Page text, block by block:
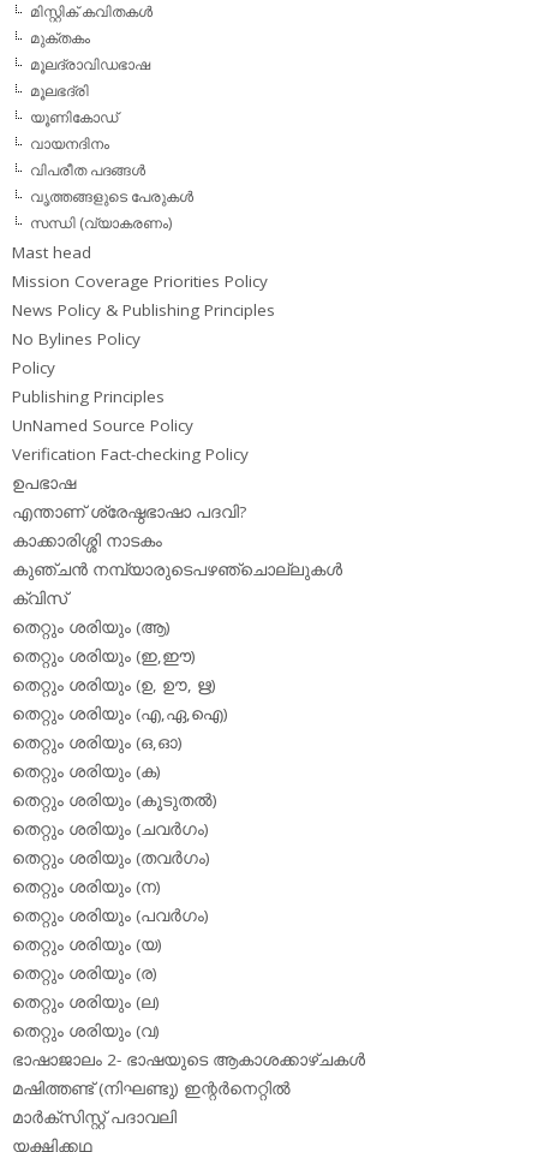
മിസ്റ്റിക് കവിതകള്‍
മുക്തകം
മൂലദ്രാവിഡഭാഷ
മൂലഭദ്രി
യൂണികോഡ്
വായനദിനം
വിപരീത പദങ്ങള്‍
വൃത്തങ്ങളുടെ പേരുകള്‍
സന്ധി (വ്യാകരണം)
Mast head
Mission Coverage Priorities Policy
News Policy & Publishing Principles
No Bylines Policy
Policy
Publishing Principles
UnNamed Source Policy
Verification Fact-checking Policy
ഉപഭാഷ
എന്താണ് ശ്രേഷ്ഠഭാഷാ പദവി?
കാക്കാരിശ്ശി നാടകം
കുഞ്ചന്‍ നമ്പ്യാരുടെപഴഞ്ചൊല്ലുകള്‍
ക്വിസ്
തെറ്റും ശരിയും (ആ)
തെറ്റും ശരിയും (ഇ,ഈ)
തെറ്റും ശരിയും (ഉ, ഊ, ഋ)
തെറ്റും ശരിയും (എ,ഏ,ഐ)
തെറ്റും ശരിയും (ഒ,ഓ)
തെറ്റും ശരിയും (ക)
തെറ്റും ശരിയും (കൂടുതല്‍)
തെറ്റും ശരിയും (ചവര്‍ഗം)
തെറ്റും ശരിയും (തവര്‍ഗം)
തെറ്റും ശരിയും (ന)
തെറ്റും ശരിയും (പവര്‍ഗം)
തെറ്റും ശരിയും (യ)
തെറ്റും ശരിയും (ര)
തെറ്റും ശരിയും (ല)
തെറ്റും ശരിയും (വ)
ഭാഷാജാലം 2- ഭാഷയുടെ ആകാശക്കാഴ്ചകള്‍
മഷിത്തണ്ട് (നിഘണ്ടു) ഇന്റര്‍നെറ്റില്‍
മാര്‍ക്‌സിസ്റ്റ് പദാവലി
യക്ഷിക്കഥ